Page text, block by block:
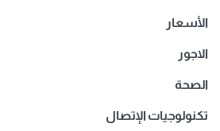
الأسعار
الاجور
الصحة
تكنولوجيات الإتصال